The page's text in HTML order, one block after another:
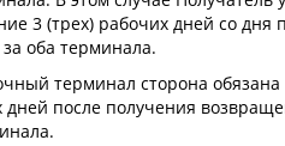
3 (трех) рабочих дней со
оба терминала.
терминал сторона обязана
после получения